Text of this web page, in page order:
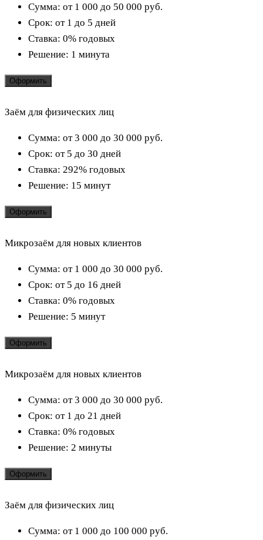
Сумма: от 1 000 до 50 000 руб.
Срок: от 1 до 5 дней
Ставка: 0% годовых
Решение: 1 минута
Оформить
Заём для физических лиц
Сумма: от 3 000 до 30 000 руб.
Срок: от 5 до 30 дней
Ставка: 292% годовых
Решение: 15 минут
Оформить
Микрозаём для новых клиентов
Сумма: от 1 000 до 30 000 руб.
Срок: от 5 до 16 дней
Ставка: 0% годовых
Решение: 5 минут
Оформить
Микрозаём для новых клиентов
Сумма: от 3 000 до 30 000 руб.
Срок: от 1 до 21 дней
Ставка: 0% годовых
Решение: 2 минуты
Оформить
Заём для физических лиц
Сумма: от 1 000 до 100 000 руб.